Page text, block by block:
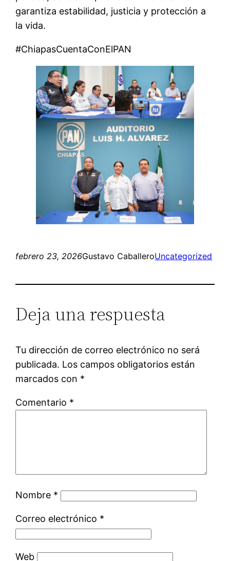
garantiza estabilidad, justicia y protección a
la vida.
#ChiapasCuentaConElPAN
febrero 23, 2026Gustavo CaballeroUncategorized
Deja una respuesta
Tu dirección de correo electrónico no será
publicada. Los campos obligatorios están
marcados con *
Comentario *
Nombre *
Correo electrónico *
Web